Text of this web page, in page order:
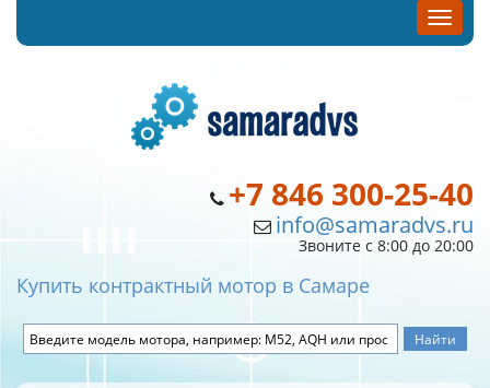
+7 846 300-25-40
info@samaradvs.ru
Звоните с 8:00 до 20:00
Купить контрактный мотор в Самаре